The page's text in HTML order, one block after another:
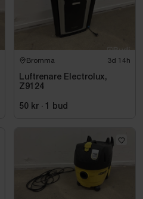
Bromma 3d 14h
Luftrenare Electrolux,
Z9124
50 kr · 1 bud